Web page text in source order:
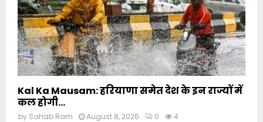
Kal Ka Mausam: हरियाणा समेत देश के इन राज्यों में
कल होगी...
by Sahab Ram August 8, 2026 0 4